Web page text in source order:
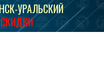
УРАЛЬСКИЙ
СКИДКИ